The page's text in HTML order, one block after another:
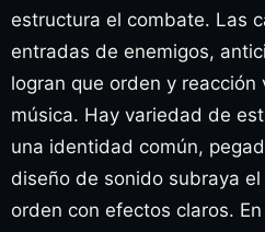
estructura el combate. Las
entradas de enemigos,
logran que orden y reacción
música. Hay variedad de
una identidad común,
diseño de sonido subraya
orden con efectos claros.